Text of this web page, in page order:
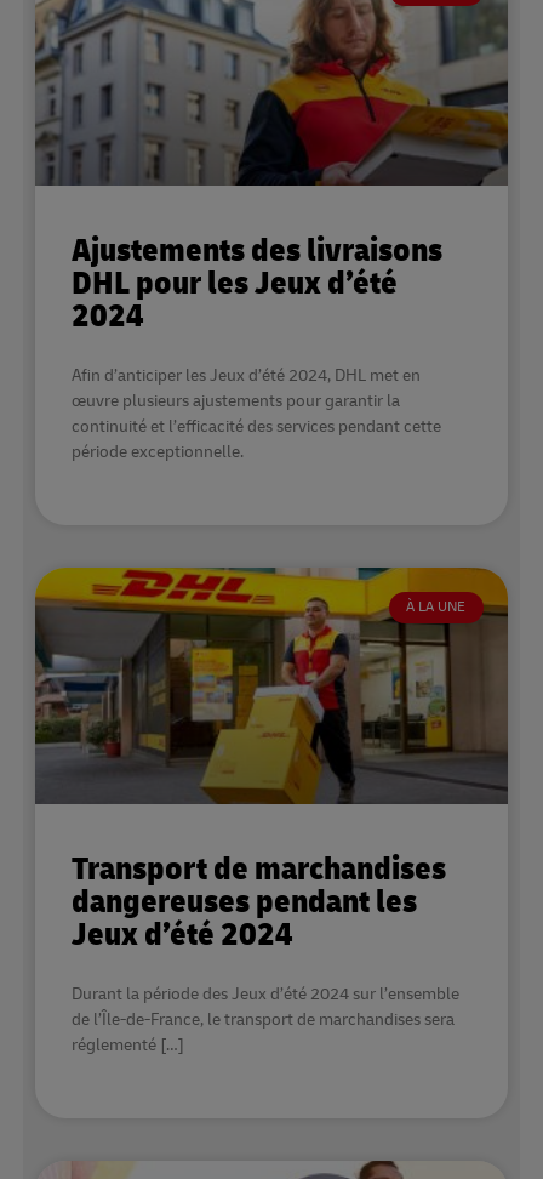
Ajustements des livraisons
DHL pour les Jeux d’été
2024
Afin d’anticiper les Jeux d’été 2024, DHL met en
œuvre plusieurs ajustements pour garantir la
continuité et l’efficacité des services pendant cette
période exceptionnelle.
À LA UNE
Transport de marchandises
dangereuses pendant les
Jeux d’été 2024
Durant la période des Jeux d’été 2024 sur l’ensemble
de l’Île-de-France, le transport de marchandises sera
réglementé […]